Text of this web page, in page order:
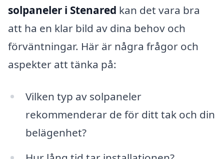
solpaneler i Stenared kan det vara bra
att ha en klar bild av dina behov och
förväntningar. Här är några frågor och
aspekter att tänka på:
Vilken typ av solpaneler
rekommenderar de för ditt tak och din
belägenhet?